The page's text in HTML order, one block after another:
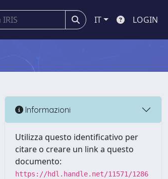
IT LOGIN
Informazioni
Utilizza questo identificativo per
citare o creare un link a questo
documento:
https://hdl.handle.net/11571/1286